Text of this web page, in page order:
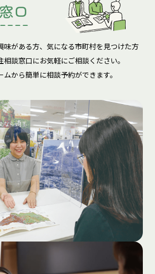
口
味がある方、気になる市町村を見つけた方
談窓口にお気軽にご相談ください。
から簡単に相談予約ができます。